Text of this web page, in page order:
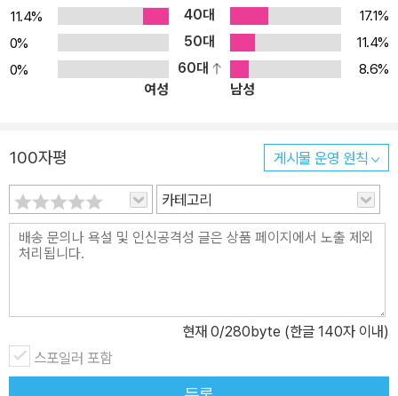
11.4%
40대
17.1%
0%
50대
11.4%
0%
60대
8.6%
여성
남성
100자평 게시물 운영 원칙
카테고리
현재 0/280byte (한글 140자 이내)
스포일러 포함